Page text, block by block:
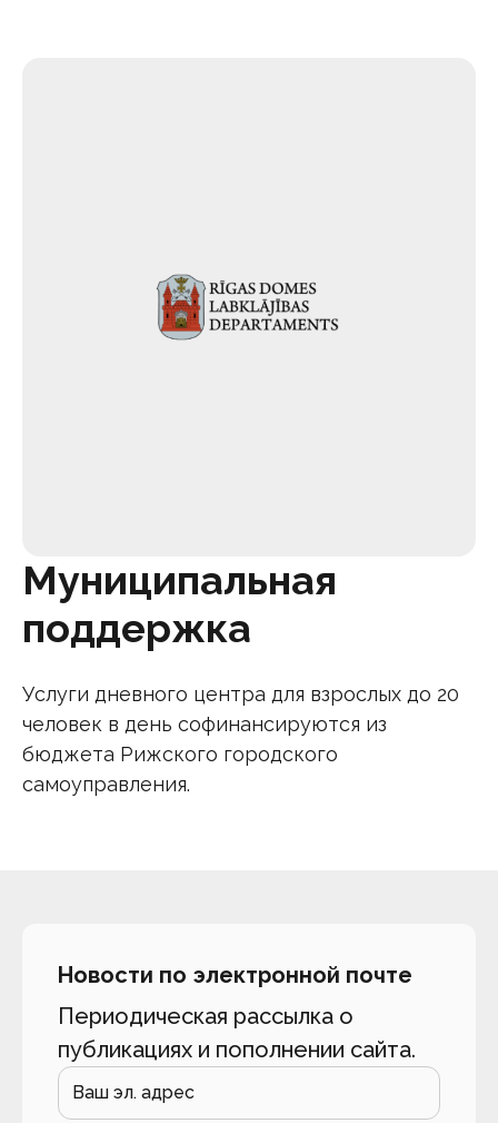
Муниципальная
поддержка
Услуги дневного центра для взрослых до 20
человек в день софинансируются из
бюджета Рижского городского
самоуправления.
Новости по электронной почте
Периодическая рассылка о
публикациях и пополнении сайта.